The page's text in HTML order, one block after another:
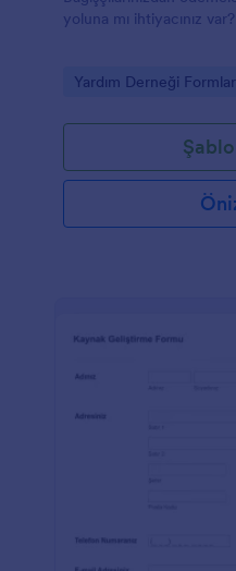
yoluna mı ihtiyacınız
Go to Category:
Yardım Derneği